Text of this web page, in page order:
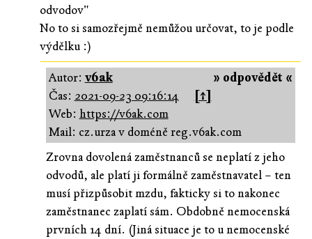
odvodov"
No to si samozřejmě nemůžou určovat, to je podle
výdělku :)
» odpovědět «
Autor: v6ak
Čas: 2021-09-23 09:16:14
[↑]
Web: https://v6ak.com
Mail: cz.urza v doméně reg.v6ak.com
Zrovna dovolená zaměstnanců se neplatí z jeho
odvodů, ale platí ji formálně zaměstnavatel – ten
musí přizpůsobit mzdu, fakticky si to nakonec
zaměstnanec zaplatí sám. Obdobně nemocenská
prvních 14 dní. (Jiná situace je to u nemocenské